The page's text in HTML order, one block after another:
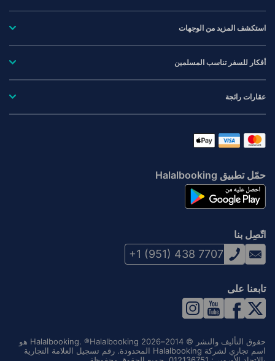
استكشف المزيد من الوجهات
أفكار للسفر تناسب المسلمين
عقارات رائجة
حمّل تطبيق Halalbooking
اتّصِل بنا
+1 (951) 438 7707
تابعنا على
حقوق التأليف والنشر © 2014–2026 Halalbooking. ®Halalbooking هو
اسم تجاري لشركة Halalbooking المحدودة. رقم تسجيل العلامة التجارية